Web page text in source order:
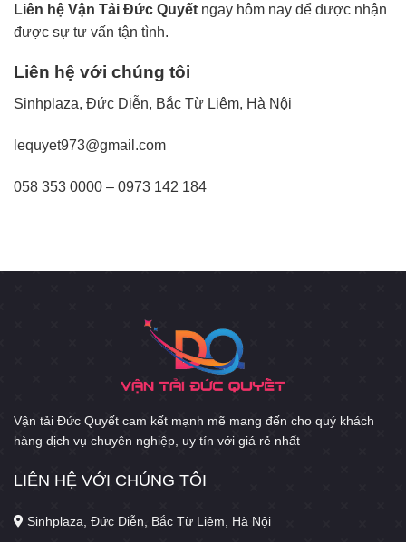
Liên hệ Vận Tải Đức Quyết ngay hôm nay để được nhận
được sự tư vấn tận tình.
Liên hệ với chúng tôi
Sinhplaza, Đức Diễn, Bắc Từ Liêm, Hà Nội
lequyet973@gmail.com
058 353 0000 – 0973 142 184
Vận tải Đức Quyết cam kết mạnh mẽ mang đến cho quý khách
hàng dịch vụ chuyên nghiệp, uy tín với giá rẻ nhất
LIÊN HỆ VỚI CHÚNG TÔI
Sinhplaza, Đức Diễn, Bắc Từ Liêm, Hà Nội